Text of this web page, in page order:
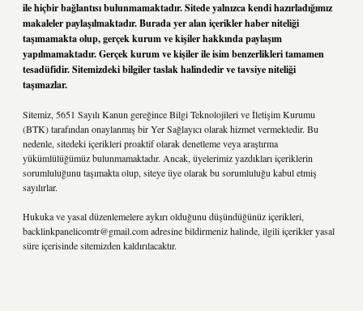
ile hiçbir bağlantısı bulunmamaktadır. Sitede yalnızca kendi hazırladığımız
makaleler paylaşılmaktadır. Burada yer alan içerikler haber niteliği
taşımamakta olup, gerçek kurum ve kişiler hakkında paylaşım
yapılmamaktadır. Gerçek kurum ve kişiler ile isim benzerlikleri tamamen
tesadüfidir. Sitemizdeki bilgiler taslak halindedir ve tavsiye niteliği
taşımazlar.
Sitemiz, 5651 Sayılı Kanun gereğince Bilgi Teknolojileri ve İletişim Kurumu
(BTK) tarafından onaylanmış bir Yer Sağlayıcı olarak hizmet vermektedir. Bu
nedenle, sitedeki içerikleri proaktif olarak denetleme veya araştırma
yükümlülüğümüz bulunmamaktadır. Ancak, üyelerimiz yazdıkları içeriklerin
sorumluluğunu taşımakta olup, siteye üye olarak bu sorumluluğu kabul etmiş
sayılırlar.
Hukuka ve yasal düzenlemelere aykırı olduğunu düşündüğünüz içerikleri,
backlinkpanelicomtr@gmail.comadresine bildirmeniz halinde, ilgili içerikler yasal
süre içerisinde sitemizden kaldırılacaktır.